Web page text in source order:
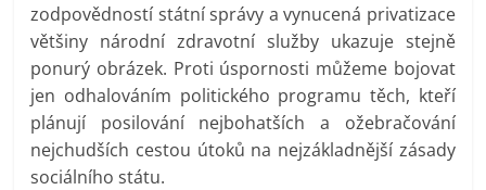
zodpovědností státní správy a vynucená privatizace
většiny národní zdravotní služby ukazuje stejně
ponurý obrázek. Proti úspornosti můžeme bojovat
jen odhalováním politického programu těch, kteří
plánují posilování nejbohatších a ožebračování
nejchudších cestou útoků na nejzákladnější zásady
sociálního státu.